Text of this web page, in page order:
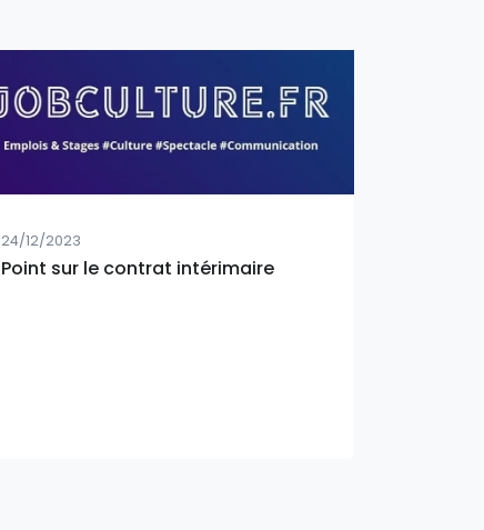
24/12/2023
Point sur le contrat intérimaire